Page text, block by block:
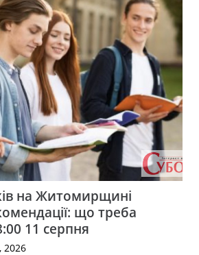
на Житомирщині
що треба
11 серпня
2026